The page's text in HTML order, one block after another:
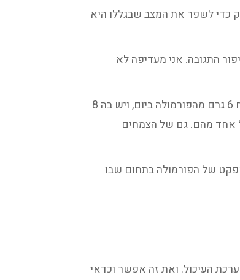
כדי לשפר את המצב שבגללו היא
התגובה. אני מעדיפה לא
כי הצמחים האלה תופסים מקום של צמחים אחרים בפורמולה, כשלוקחים מינון קצוב של אבקה ליום. אם המטופל לוקח 6 גרם מהפורמולה ביום, ויש בה 8
יותר קטנה של כל אחד מהם. גם של הצמחים
של הפורמולה בתחום שבו
העיכול. ואת זה אפשר וכדאי